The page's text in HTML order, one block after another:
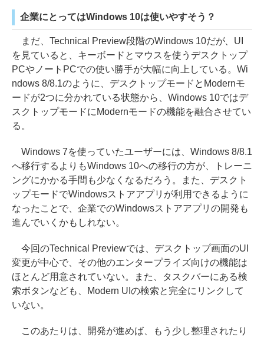
企業にとってはWindows 10は使いやすそう？
まだ、Technical Preview段階のWindows 10だが、UI
を見ていると、キーボードとマウスを使うデスクトップ
PCやノートPCでの使い勝手が大幅に向上している。Wi
ndows 8/8.1のように、デスクトップモードとModernモ
ードが2つに分かれている状態から、Windows 10ではデ
スクトップモードにModernモードの機能を融合させてい
る。
Windows 7を使っていたユーザーには、Windows 8/8.1
へ移行するよりもWindows 10への移行の方が、トレーニ
ングにかかる手間も少なくなるだろう。また、デスクト
ップモードでWindowsストアアプリが利用できるように
なったことで、企業でのWindowsストアアプリの開発も
進んでいくかもしれない。
今回のTechnical Previewでは、デスクトップ画面のUI
変更が中心で、その他のエンタープライズ向けの機能は
ほとんど用意されていない。また、タスクバーにある検
索ボタンなども、Modern UIの検索と完全にリンクして
いない。
このあたりは、開発が進めば、もう少し整理されたり